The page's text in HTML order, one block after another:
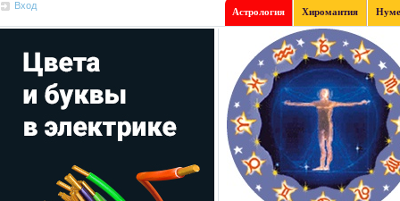
Вход
Астрология Хиромантия